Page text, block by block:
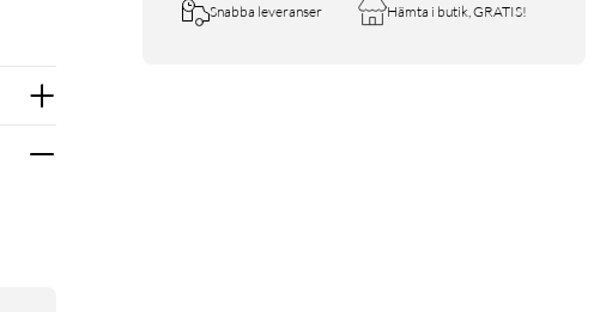
Snabba leveranser Hämta i butik, GRATIS!